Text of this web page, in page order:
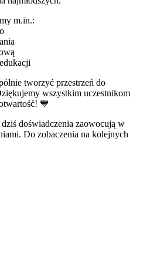
m.in.:
tworzyć przestrzeń do
wszystkim uczestnikom
💙
doświadczenia zaowocują w
Do zobaczenia na kolejnych